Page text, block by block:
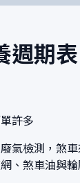
週期表
許多
氣檢測，煞
、煞車油與輪